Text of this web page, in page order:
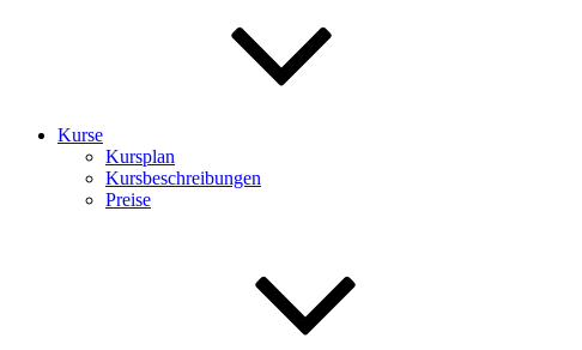
Kurse
Kursplan
Kursbeschreibungen
Preise